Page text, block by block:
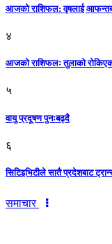
आजकाे राशिफल: वृषलाई
४
आजको राशिफलः तुलाकाे
५
वायु प्रदूषण पुनःबढ्दै
६
सिटिइभिटीले सातै प्रदेशबाट
समाचार